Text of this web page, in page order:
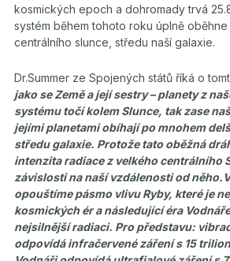
kosmických epoch a dohromady trvá
systém během tohoto roku úplně
centrálního slunce, středu naší galaxie.
Dr.Summer ze Spojených států říká o
jako se Země a její sestry – planety z
systému točí kolem Slunce, tak zase
jejími planetami obíhají po mnohem
středu galaxie. Protože tato oběžná
intenzita radiace z velkého centrálního
závislosti na naší vzdálenosti od
opouštíme pásmo vlivu Ryby, které je
kosmických ér a následující éra
nejsilnější radiaci. Pro představu:
odpovídá infračervené záření s 15